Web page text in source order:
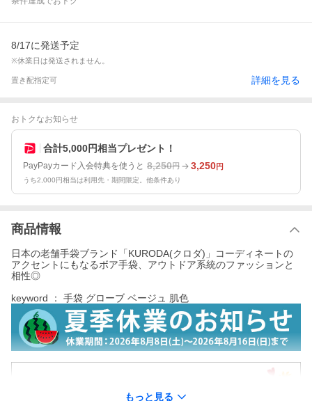
8/17に発送予定
※休業日は発送されません。
置き配指定可 詳細を見る
おトクなお知らせ
合計5,000円相当プレゼント！
PayPayカード入会特典を使うと 8,250円 3,250円
うち2,000円相当は利用先・期間限定。他条件あり
商品情報
日本の老舗手袋ブランド「KURODA(クロダ)」コーディネートの
アクセントにもなるボア手袋、アウトドア系統のファッションと
相性◎
keyword ： 手袋 グローブ ベージュ 肌色
もっと見る